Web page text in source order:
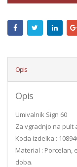
Opis
Opis
Umivalnik Sign 60
Za vgradnjo na pult
Koda izdelka :
Material : Porcelan,
doba.